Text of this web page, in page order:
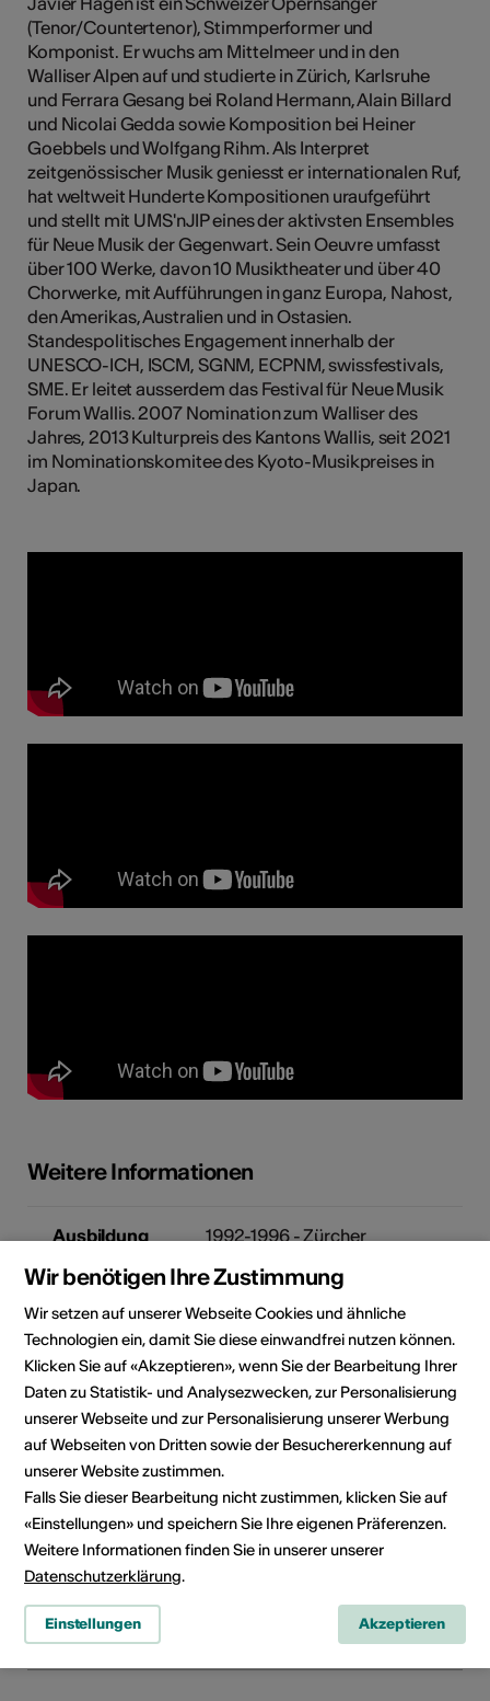
(Tenor/Countertenor), Stimmperformer und
Komponist. Er wuchs am Mittelmeer und in den
Walliser Alpen auf und studierte in Zürich, Karlsruhe
und Ferrara Gesang bei Roland Hermann, Alain Billard
und Nicolai Gedda sowie Komposition bei Heiner
Goebbels und Wolfgang Rihm. Als Interpret
zeitgenössischer Musik geniesst er internationalen Ruf,
hat weltweit Hunderte Kompositionen uraufgeführt
und stellt mit UMS'nJIP eines der aktivsten Ensembles
für Neue Musik der Gegenwart. Sein Oeuvre umfasst
über 100 Werke, davon 10 Musiktheater und über 40
Chorwerke, mit Aufführungen in ganz Europa, Nahost,
den Amerikas, Australien und in Ostasien.
Standespolitisches Engagement innerhalb der
UNESCO-ICH, ISCM, SGNM, ECPNM, swissfestivals,
SME. Er leitet ausserdem das Festival für Neue Musik
Forum Wallis. 2007 Nomination zum Walliser des
Jahres, 2013 Kulturpreis des Kantons Wallis, seit 2021
im Nominationskomitee des Kyoto-Musikpreises in
Japan.
Weitere Informationen
Ausbildung
1992-1996 - Zürcher
1997-2000 - Staatliche
Hochschule für Musik Karlsruhe
Dokumente
JH - Interview
arttourist.com
JH - Laudatio Prix Culturel
Wir benötigen Ihre Zustimmung
Wir setzen auf unserer Webseite Cookies und ähnliche
Technologien ein, damit Sie diese einwandfrei nutzen können.
Klicken Sie auf «Akzeptieren», wenn Sie der Bearbeitung Ihrer
Daten zu Statistik- und Analysezwecken, zur Personalisierung
unserer Webseite und zur Personalisierung unserer Werbung
auf Webseiten von Dritten sowie der Besuchererkennung auf
unserer Website zustimmen.
Falls Sie dieser Bearbeitung nicht zustimmen, klicken Sie auf
«Einstellungen» und speichern Sie Ihre eigenen Präferenzen.
Weitere Informationen finden Sie in unserer unserer
Datenschutzerklärung.
Einstellungen Akzeptieren